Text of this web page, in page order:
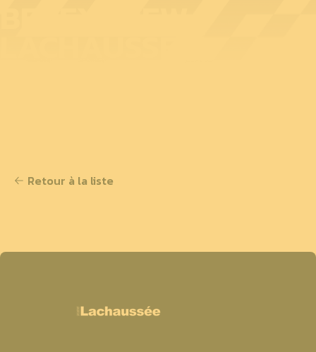
Retour à la liste